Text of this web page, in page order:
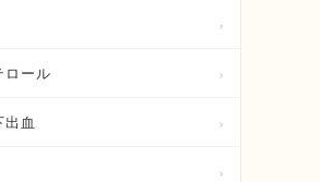
ロール
出血